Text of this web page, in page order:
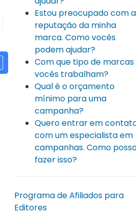
Estou preocupado com a
reputação da minha
marca. Como vocês
podem ajudar?
Com que tipo de marcas
vocês trabalham?
Qual é o orçamento
mínimo para uma
campanha?
Quero entrar em
com um especialista em
campanhas. Como
fazer isso?
Programa de Afiliados para
Editores